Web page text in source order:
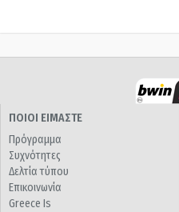
ΠΟΙΟΙ ΕΙΜΑΣΤΕ
Πρόγραμμα
Συχνότητες
Δελτία τύπου
Επικοινωνία
Greece Is